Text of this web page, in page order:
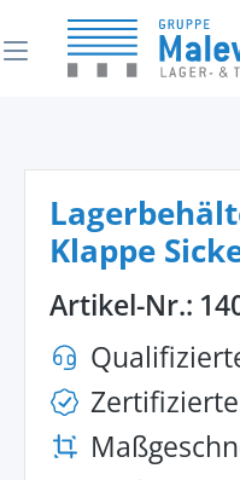
springen
Klappe
Artikel-Nr.: